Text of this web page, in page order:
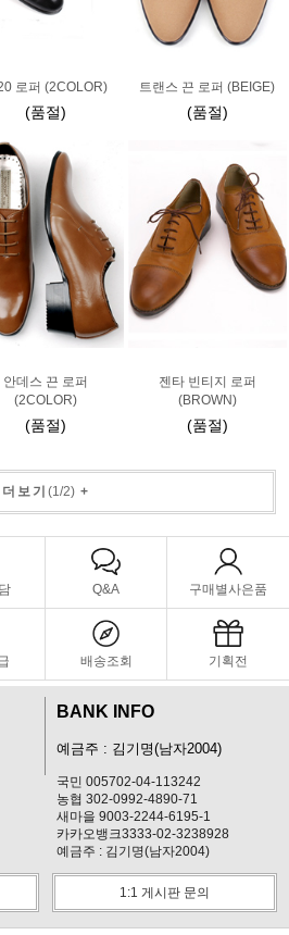
로퍼 (2COLOR)
(품절)
트랜스 끈 로퍼 (BEIGE)
(품절)
안데스 끈 로퍼
(2COLOR)
(품절)
젠타 빈티지 로퍼
(BROWN)
(품절)
더보기 (1/2)+
Q&A 구매별사은품
배송조회 기획전
BANK INFO
예금주 : 김기명(남자2004)
국민 005702-04-113242
농협 302-0992-4890-71
새마을 9003-2244-6195-1
카카오뱅크3333-02-3238928
예금주 : 김기명(남자2004)
1:1 게시판 문의